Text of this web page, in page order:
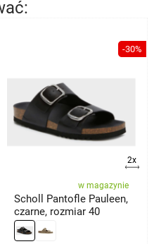
-30%
2x
w magazynie
Scholl Pantofle Pauleen,
czarne, rozmiar 40